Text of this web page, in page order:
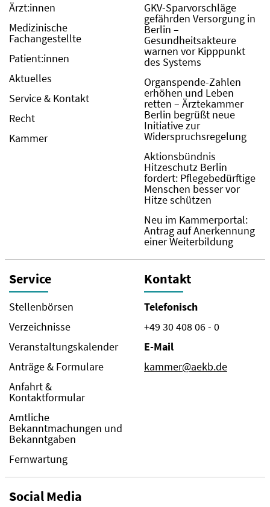
Ärzt:innen
Medizinische
Fachangestellte
Patient:innen
Aktuelles
Service & Kontakt
Recht
Kammer
GKV-Sparvorschläge
gefährden Versorgung in
Berlin –
Gesundheitsakteure
warnen vor Kipppunkt
des Systems
Organspende-Zahlen
erhöhen und Leben
retten – Ärztekammer
Berlin begrüßt neue
Initiative zur
Widerspruchsregelung
Aktionsbündnis
Hitzeschutz Berlin
fordert: Pflegebedürftige
Menschen besser vor
Hitze schützen
Neu im Kammerportal:
Antrag auf Anerkennung
einer Weiterbildung
Service
Stellenbörsen
Verzeichnisse
Veranstaltungskalender
Anträge & Formulare
Anfahrt &
Kontaktformular
Amtliche
Bekanntmachungen und
Bekanntgaben
Fernwartung
Kontakt
Telefonisch
+49 30 408 06 - 0
E-Mail
kammer@aekb.de
Social Media